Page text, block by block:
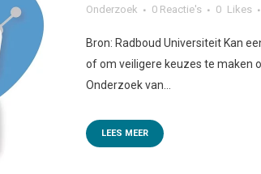
Onderzoek
0 Reactie's 0 Likes
Bron: Radboud Universiteit Kan
of om veiligere keuzes te maken
Onderzoek van...
LEES MEER